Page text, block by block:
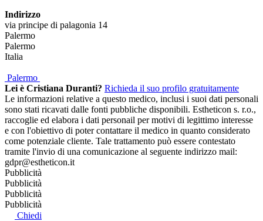
Indirizzo
via principe di palagonia 14
Palermo
Palermo
Italia
Palermo
Lei è Cristiana Duranti? Richieda il suo profilo gratuitamente
Le informazioni relative a questo medico, inclusi i suoi dati personali
sono stati ricavati dalle fonti pubbliche disponibili. Estheticon s. r.o.,
raccoglie ed elabora i dati personail per motivi di legittimo interesse
e con l'obiettivo di poter contattare il medico in quanto considerato
come potenziale cliente. Tale trattamento può essere contestato
tramite l'invio di una comunicazione al seguente indirizzo mail:
gdpr@estheticon.it
Pubblicità
Pubblicità
Pubblicità
Pubblicità
Chiedi